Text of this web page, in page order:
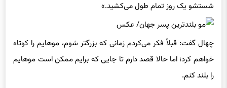
شستشو یک روز تمام طول می‌کشید.»
چهال گفت: قبلاً فکر می‌کردم زمانی که بزرگتر شوم، موهایم را کوتاه
خواهم کرد؛ اما حالا قصد دارم تا جایی که برایم ممکن است موهایم
را بلند کنم.